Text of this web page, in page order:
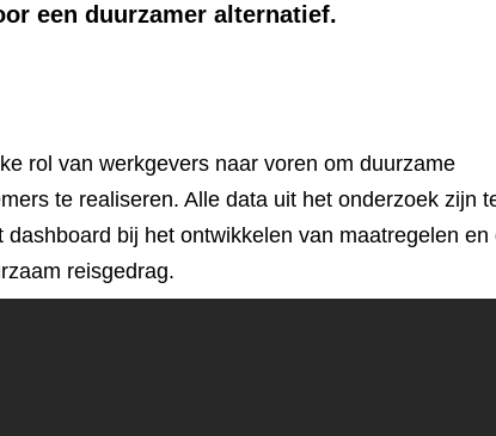
een duurzamer alternatief.
rol van werkgevers naar voren om duurzame
te realiseren. Alle data uit het onderzoek zijn
bij het ontwikkelen van maatregelen en
reisgedrag.